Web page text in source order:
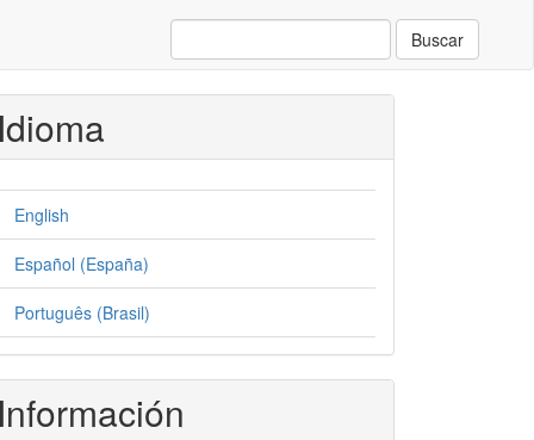
Buscar
English
Español (España)
Português (Brasil)